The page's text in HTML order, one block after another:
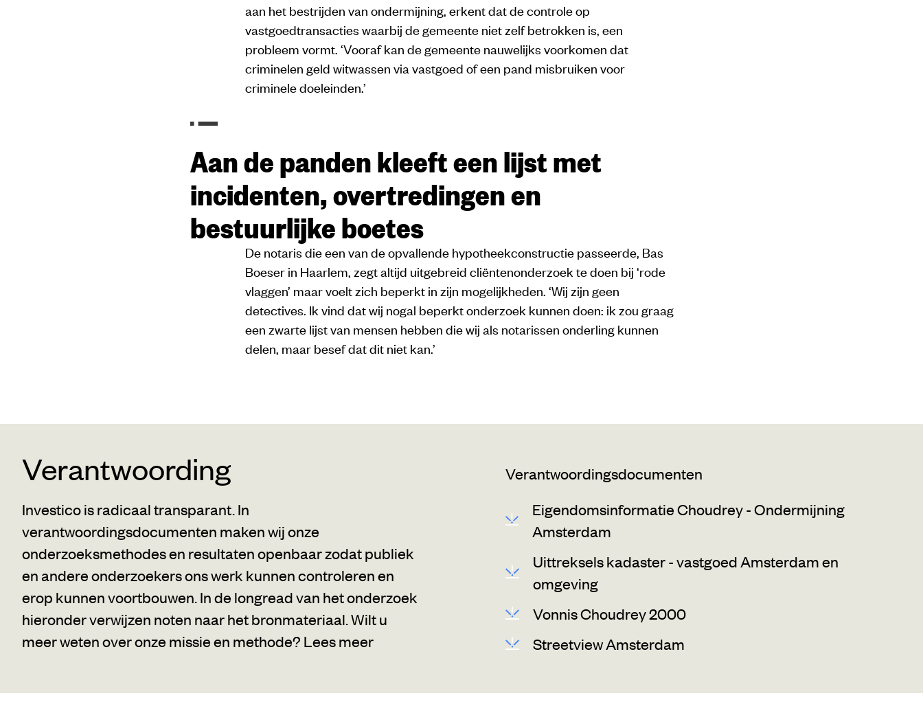
aan het bestrijden van ondermijning, erkent dat de controle op
vastgoedtransacties waarbij de gemeente niet zelf betrokken is, een
probleem vormt. ‘Vooraf kan de gemeente nauwelijks voorkomen dat
criminelen geld witwassen via vastgoed of een pand misbruiken voor
criminele doeleinden.’
Aan de panden kleeft een lijst met
incidenten, overtredingen en
bestuurlijke boetes
De notaris die een van de opvallende hypotheekconstructie passeerde, Bas
Boeser in Haarlem, zegt altijd uitgebreid cliëntenonderzoek te doen bij ‘rode
vlaggen’ maar voelt zich beperkt in zijn mogelijkheden. ‘Wij zijn geen
detectives. Ik vind dat wij nogal beperkt onderzoek kunnen doen: ik zou graag
een zwarte lijst van mensen hebben die wij als notarissen onderling kunnen
delen, maar besef dat dit niet kan.’
Verantwoording
Investico is radicaal transparant. In
verantwoordingsdocumenten maken wij onze
onderzoeksmethodes en resultaten openbaar zodat publiek
en andere onderzoekers ons werk kunnen controleren en
erop kunnen voortbouwen. In de longread van het onderzoek
hieronder verwijzen noten naar het bronmateriaal. Wilt u
meer weten over onze missie en methode? Lees meer
Verantwoordingsdocumenten
Eigendomsinformatie Choudrey - Ondermijning
Amsterdam
Uittreksels kadaster - vastgoed Amsterdam en
omgeving
Vonnis Choudrey 2000
Streetview Amsterdam